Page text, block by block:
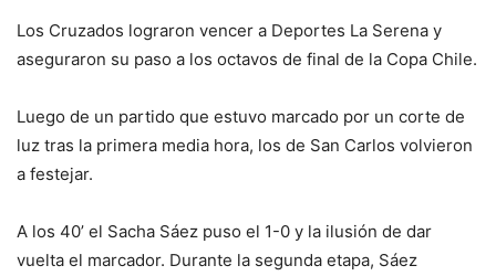
Los Cruzados lograron vencer a Deportes La Serena y
aseguraron su paso a los octavos de final de la Copa Chile.
Luego de un partido que estuvo marcado por un corte de
luz tras la primera media hora, los de San Carlos volvieron
a festejar.
A los 40’ el Sacha Sáez puso el 1-0 y la ilusión de dar
vuelta el marcador. Durante la segunda etapa, Sáez